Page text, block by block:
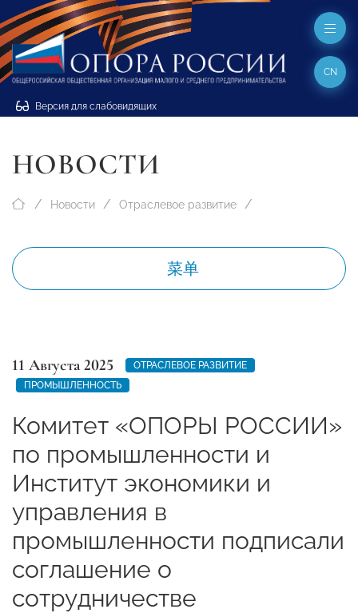
Версия для слабовидящих
CN
НОВОСТИ
Новости Отраслевое развитие
菜单
11 Августа 2025
ОТРАСЛЕВОЕ РАЗВИТИЕ
ПРОМЫШЛЕННОСТЬ
Комитет «ОПОРЫ РОССИИ»
по промышленности и
Институт экономики и
управления в
промышленности подписали
соглашение о
сотрудничестве